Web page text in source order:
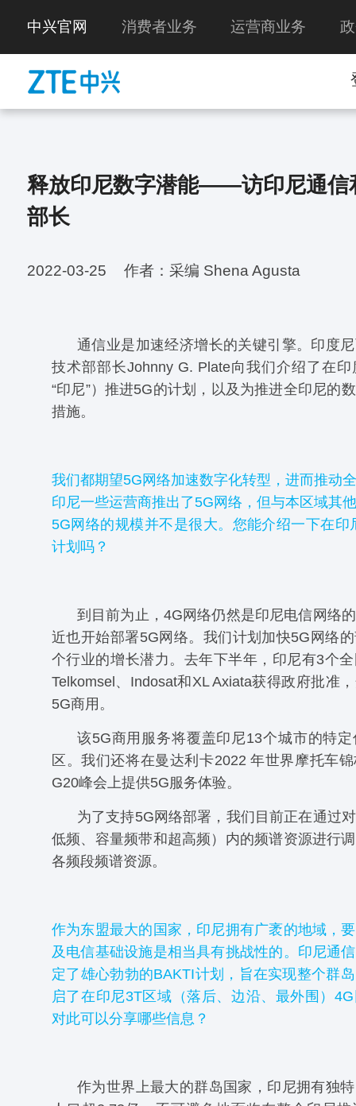
中兴官网 消费者业务 运营商业务
释放印尼数字潜能——访印尼通信
部长
2022-03-25 作者：采编 Shena Agusta
通信业是加速经济增长的关键引擎。印度
技术部部长Johnny G. Plate向我们介绍了在
“印尼”）推进5G的计划，以及为推进全印尼的
措施。
我们都期望5G网络加速数字化转型，进而推动
印尼一些运营商推出了5G网络，但与本区域其
5G网络的规模并不是很大。您能介绍一下在印
计划吗？
到目前为止，4G网络仍然是印尼电信网络
近也开始部署5G网络。我们计划加快5G网络
个行业的增长潜力。去年下半年，印尼有3个
Telkomsel、Indosat和XL Axiata获得政府批准
5G商用。
该5G商用服务将覆盖印尼13个城市的特
区。我们还将在曼达利卡2022 年世界摩托车
G20峰会上提供5G服务体验。
为了支持5G网络部署，我们目前正在通过
低频、容量频带和超高频）内的频谱资源进行
各频段频谱资源。
作为东盟最大的国家，印尼拥有广袤的地域，
及电信基础设施是相当具有挑战性的。印尼通
定了雄心勃勃的BAKTI计划，旨在实现整个群
启了在印尼3T区域（落后、边沿、最外围）
对此可以分享哪些信息？
作为世界上最大的群岛国家，印尼拥有独